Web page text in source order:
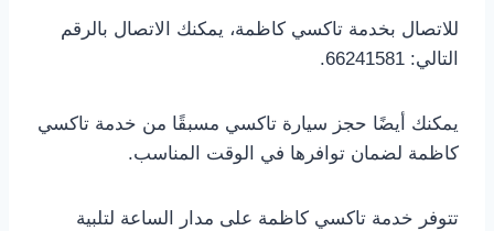
للاتصال بخدمة تاكسي كاظمة، يمكنك الاتصال بالرقم
التالي: 66241581.
يمكنك أيضًا حجز سيارة تاكسي مسبقًا من خدمة تاكسي
كاظمة لضمان توافرها في الوقت المناسب.
تتوفر خدمة تاكسي كاظمة على مدار الساعة لتلبية